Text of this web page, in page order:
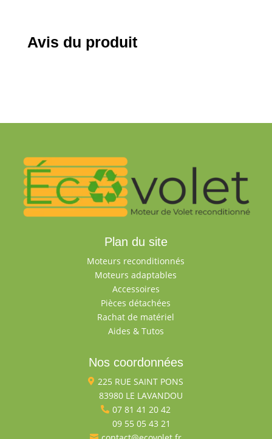
Avis du produit
Plan du site
Moteurs reconditionnés
Moteurs adaptables
Accessoires
Pièces détachées
Rachat de matériel
Aides & Tutos
Nos coordonnées
 225 RUE SAINT PONS
83980 LE LAVANDOU
 07 81 41 20 42
09 55 05 43 21
